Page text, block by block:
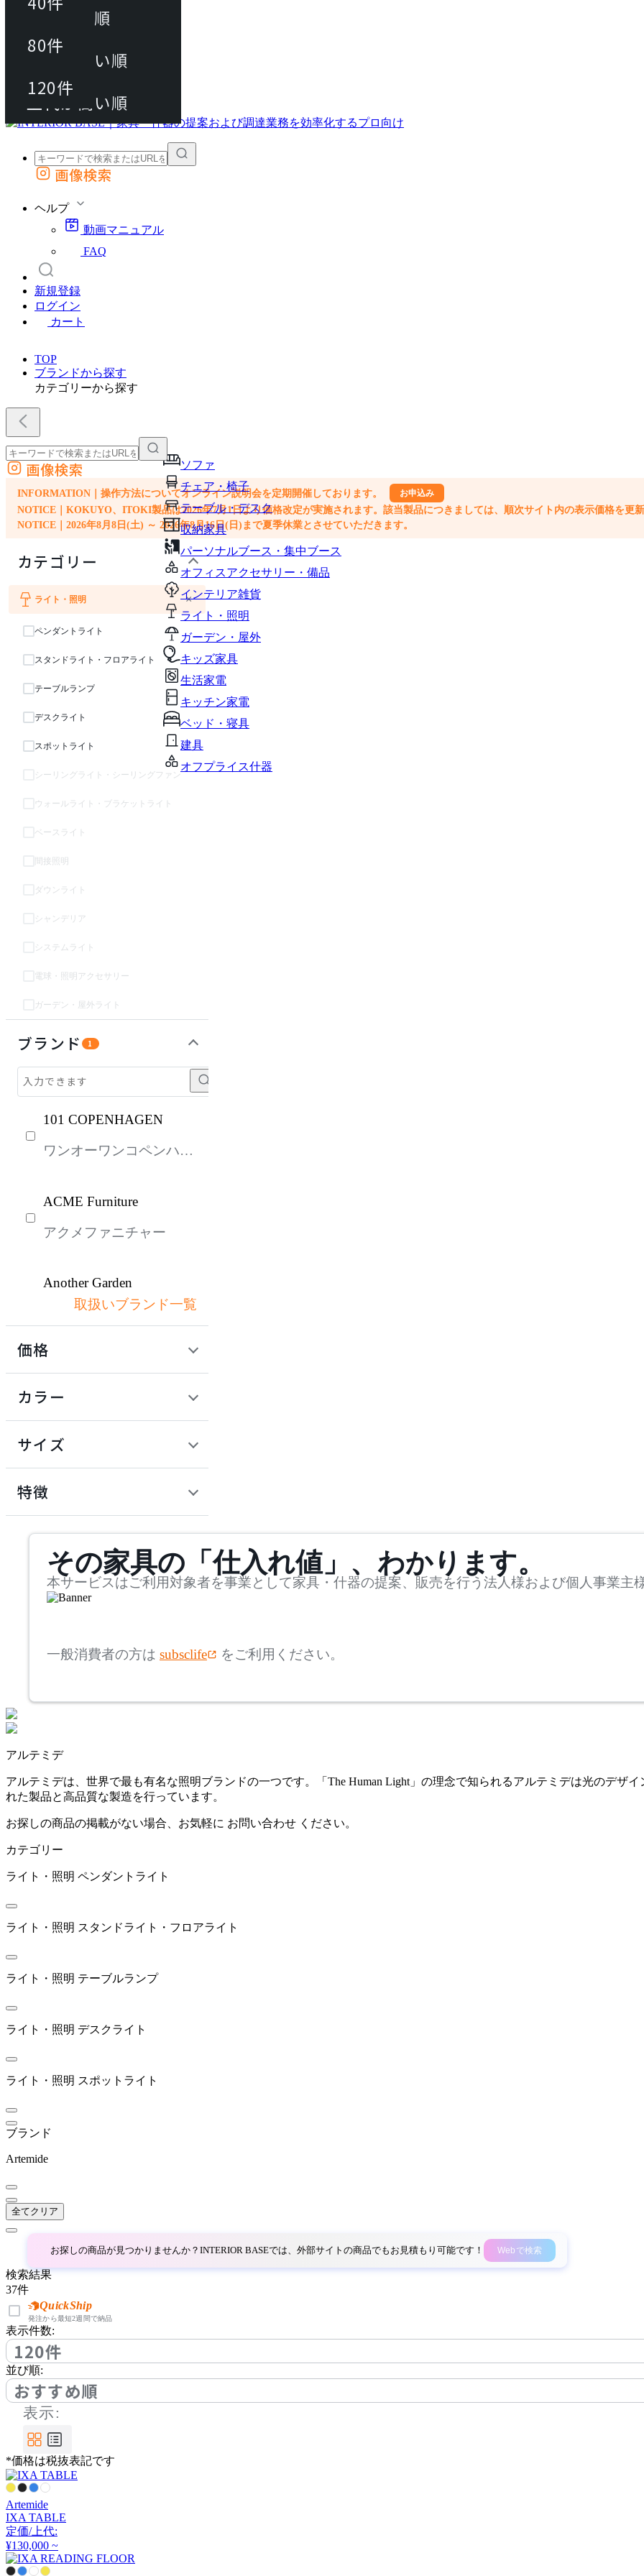
動画マニュアル
FAQ
カート
外部サイトの商品をカートに追加
画像検索
ヘルプ
動画マニュアル
FAQ
新規登録
ログイン
カート
TOP
ブランドから探す
カテゴリーから探す
ソファ
チェア・椅子
テーブル・デスク
収納家具
パーソナルブース・集中ブース
オフィスアクセサリー・備品
インテリア雑貨
ライト・照明
ガーデン・屋外
キッズ家具
生活家電
キッチン家電
ベッド・寝具
建具
オフプライス什器
外部サイトの商品をカートに追加
他のサイトで見つけた商品ページのURLを貼り付けて、カートに追加できます
画像検索
INFORMATION｜操作方法についてオンライン説明会を定期開催しております。 お申込み
NOTICE｜KOKUYO、ITOKI製品は2026年7月1日より価格改定が実施されます。該当製品につきましては、順次サイト内の表示価格を更新
NOTICE｜2026年8月8日(土) ～ 2026年8月16日(日)まで夏季休業とさせていただきます。
カテゴリー
ライト・照明 ×
ペンダントライト
スタンドライト・フロアライト
テーブルランプ
デスクライト
スポットライト
シーリングライト・シーリングファン
ウォールライト・ブラケットライト
ベースライト
間接照明
ダウンライト
シャンデリア
システムライト
電球・照明アクセサリー
ガーデン・屋外ライト
ブランド 1
101 COPENHAGEN
ワンオーワンコペンハー
ACME Furniture
アクメファニチャー
Another Garden
アナザーガーデン
アートワークスタジオ
artek
アルテミデ
BALMUDA
バルミューダ
bellacontte
ベラコンテ
BoConcept
ブロッキス
シーエル スターリングア
ンドサン
cosine
コサイン
ディーシーダブリューエ
ディションズ
DeVorm
デフォルム
取扱いブランド一覧
価格
カラー
サイズ
mm
検索
~
~
mm
特徴
その家具の「仕入れ値」、わかります。
本サービスはご利用対象者を事業として家具・什器の提案、販売を行う法人様および個人事業主
一般消費者の方は subsclife をご利用ください。
アルテミデ
アルテミデは、世界で最も有名な照明ブランドの一つです。「The Human Light」の理念で知られるアルテミデは光のデザ
れた製品と高品質な製造を行っています。
お探しの商品の掲載がない場合、お気軽に お問い合わせ ください。
カテゴリー
ライト・照明 ペンダントライト
ライト・照明 スタンドライト・フロアライト
ライト・照明 テーブルランプ
ライト・照明 デスクライト
ライト・照明 スポットライト
ブランド
Artemide
全てクリア
お探しの商品が見つかりませんか？INTERIOR BASEでは、外部サイトの商品でもお見積もり可能です！ Webで検索
検索結果
37件
QuickShip
発注から最短2週間で納品
表示件数:
120件
80件
120件
並び順:
おすすめ順
おすすめ順
上代が安い順
上代が高い順
表示:
*価格は税抜表記です
Artemide
IXA TABLE
定価/上代:
¥130,000 ~
80件
120件